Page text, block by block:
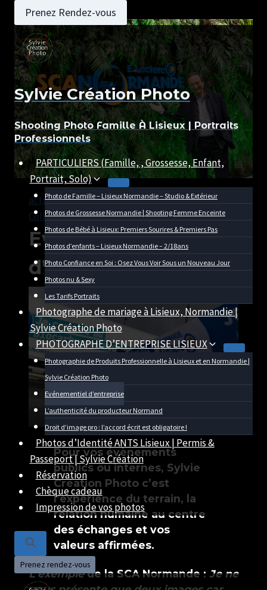
contenu
Prenez Rendez-vous
Sylvie Création Photo
Shooting Photo Famille À Lisieux | Portraits
Professionnels
PARTICULIERS (Famille, , Grossesse, Enfant,
Portrait, Solo)
Photo de Famille – Lisieux Normandie – Studio & Extérieur
Photos de Grossesse Normandie | Shooting Femme Enceinte
Photos de Bébé à Lisieux: Premiers Sourires & Premiers Pas
Photos d’enfants – Lisieux Normandie – 2/18ans
Photo Confiance en Soi : Osez Vous Voir Sous un Nouveau Jour
Photos nu & Sexy
Les Tarifs Portraits
Photographe de mariage à Lisieux, Normandie |
Sylvie Création Photo
PHOTOGRAPHE D’ENTREPRISE LISIEUX
Photographie de Produits Professionnelle à Lisieux et en Normandie |
Sylvie Création Photo
Evénementiel d’entreprise
L’authenticité du producteur Normand
Droit d’image pro : l’accord écrit est obligatoire !
Photos d’Identité ANTS Lisieux | Permis &
Passeport | Sylvie Création
Réservation
Chèque cadeau
Impression de vos photos
Prenez rendez-vous
actualité|Entreprise|Portrait|Professionnels &
Collectivités
Evénementiel
d’entreprise
ParSYLVIE
CHATELAIS
09/04/2025
Pour vos évènements
publics ou internes, Sylvie
Création Photo c’est
l’expérience du terrain, la
relation humaine au centre
des échanges et vos
valeurs affirmées.
L’exemplede la SCA Normande : Je ne